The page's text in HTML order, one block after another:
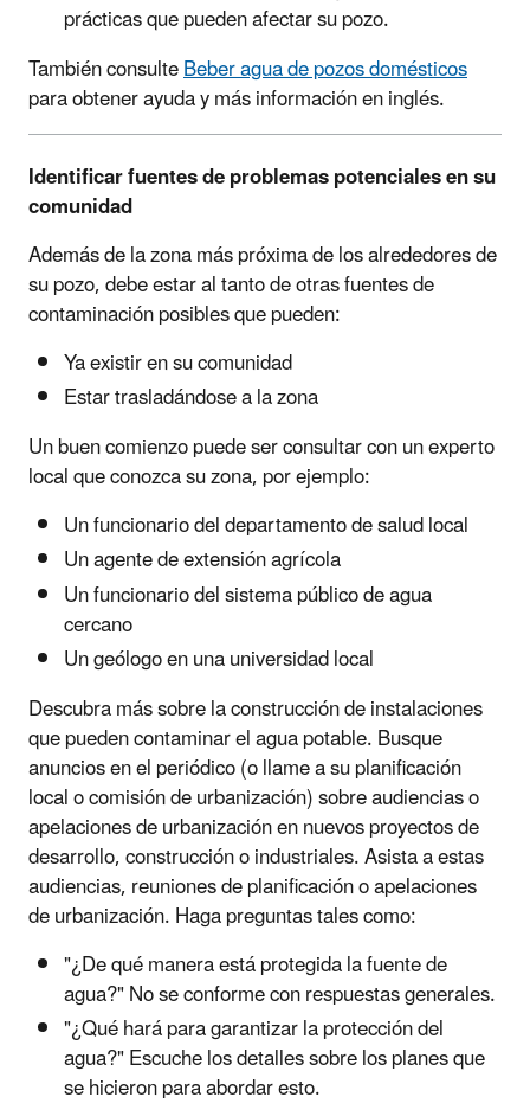
prácticas que pueden afectar su pozo.
También consulteBeber agua de pozos domésticos
para obtener ayuda y más información en inglés.
Identificar fuentes de problemas potenciales en su
comunidad
Además de la zona más próxima de los alrededores de
su pozo, debe estar al tanto de otras fuentes de
contaminación posibles que pueden:
Ya existir en su comunidad
Estar trasladándose a la zona
Un buen comienzo puede ser consultar con un experto
local que conozca su zona, por ejemplo:
Un funcionario del departamento de salud local
Un agente de extensión agrícola
Un funcionario del sistema público de agua
cercano
Un geólogo en una universidad local
Descubra más sobre la construcción de instalaciones
que pueden contaminar el agua potable. Busque
anuncios en el periódico (o llame a su planificación
local o comisión de urbanización) sobre audiencias o
apelaciones de urbanización en nuevos proyectos de
desarrollo, construcción o industriales. Asista a estas
audiencias, reuniones de planificación o apelaciones
de urbanización. Haga preguntas tales como:
"¿De qué manera está protegida la fuente de
agua?" No se conforme con respuestas generales.
"¿Qué hará para garantizar la protección del
agua?" Escuche los detalles sobre los planes que
se hicieron para abordar esto.